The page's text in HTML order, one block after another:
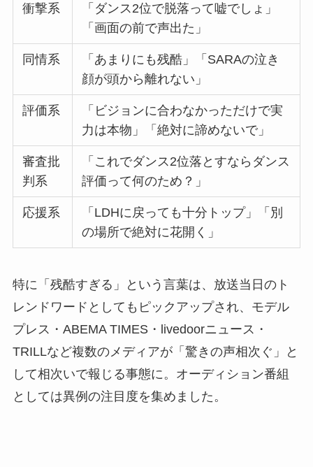
衝撃系
「ダンス2位で脱落って嘘でしょ」
「画面の前で声出た」
同情系
「あまりにも残酷」「SARAの泣き
顔が頭から離れない」
評価系
「ビジョンに合わなかっただけで実
力は本物」「絶対に諦めないで」
審査批
判系
「これでダンス2位落とすならダンス
評価って何のため？」
応援系
「LDHに戻っても十分トップ」「別
の場所で絶対に花開く」
特に「残酷すぎる」という言葉は、放送当日のト
レンドワードとしてもピックアップされ、モデル
プレス・ABEMA TIMES・livedoorニュース・
TRILLなど複数のメディアが「驚きの声相次ぐ」と
して相次いで報じる事態に。オーディション番組
としては異例の注目度を集めました。